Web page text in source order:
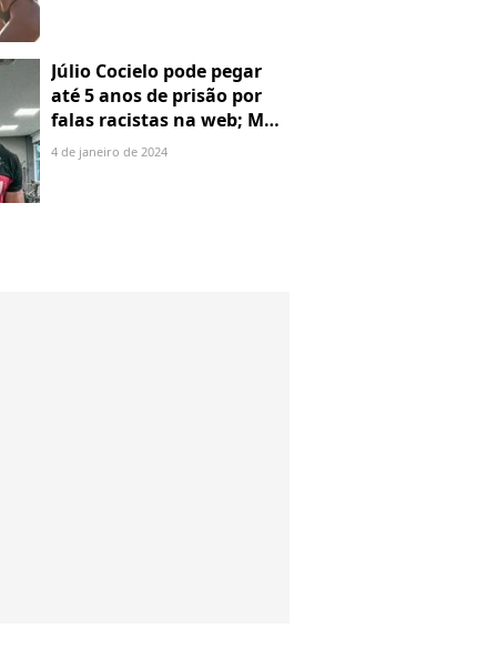
Júlio Cocielo pode pegar
até 5 anos de prisão por
falas racistas na web; MPF
identificou 9 posts com
4 de janeiro de 2024